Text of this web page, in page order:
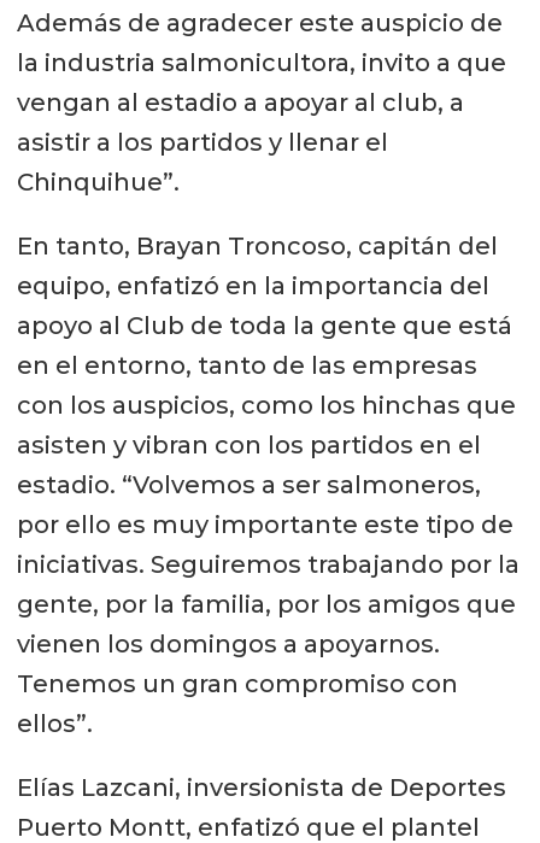
Además de agradecer este auspicio de
la industria salmonicultora, invito a que
vengan al estadio a apoyar al club, a
asistir a los partidos y llenar el
Chinquihue”.
En tanto, Brayan Troncoso, capitán del
equipo, enfatizó en la importancia del
apoyo al Club de toda la gente que está
en el entorno, tanto de las empresas
con los auspicios, como los hinchas que
asisten y vibran con los partidos en el
estadio. “Volvemos a ser salmoneros,
por ello es muy importante este tipo de
iniciativas. Seguiremos trabajando por la
gente, por la familia, por los amigos que
vienen los domingos a apoyarnos.
Tenemos un gran compromiso con
ellos”.
Elías Lazcani, inversionista de Deportes
Puerto Montt, enfatizó que el plantel